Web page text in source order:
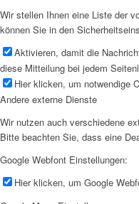
Wir stellen Ihnen eine Liste der
können Sie in den
Aktivieren, damit die
diese Mitteilung bei jedem
Hier klicken, um notwendige
Andere externe Dienste
Wir nutzen auch verschiedene
Bitte beachten Sie, dass eine
Google Webfont Einstellungen:
Hier klicken, um Google